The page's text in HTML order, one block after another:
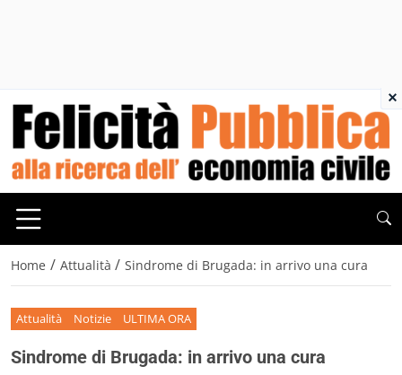
Home / Attualità / Sindrome di Brugada: in arrivo una cura
Attualità Notizie ULTIMA ORA
Sindrome di Brugada: in arrivo una cura
×